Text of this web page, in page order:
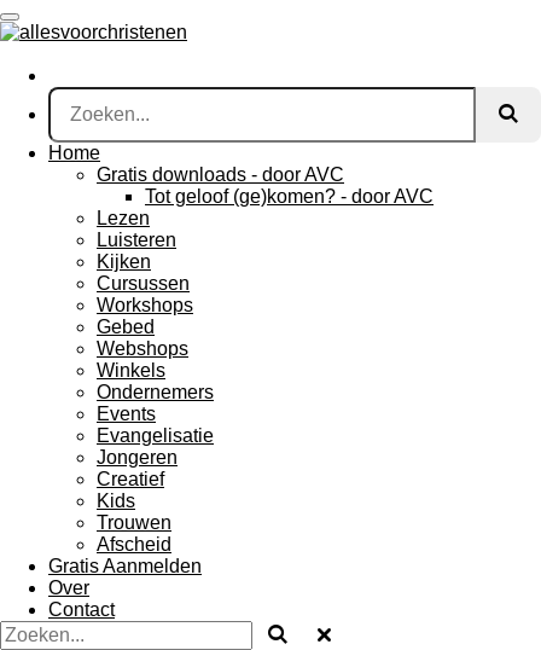
Ga
direct
de
hoofdinhoud
Home
Gratis downloads - door AVC
Tot geloof (ge)komen? - door AVC
Lezen
Luisteren
Kijken
Cursussen
Workshops
Gebed
Webshops
Winkels
Ondernemers
Events
Evangelisatie
Jongeren
Creatief
Kids
Trouwen
Afscheid
Gratis Aanmelden
Over
Contact